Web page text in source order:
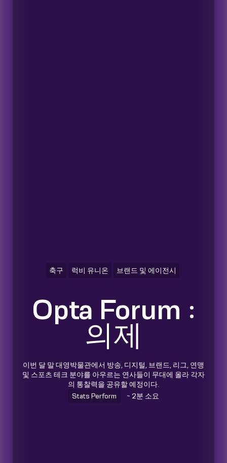
축구 럭비 유니온 브랜드 및 에이전시
Opta Forum :
의제
이번 달 말 대영박물관에서 방송, 디지털, 브랜드, 리그, 연맹
및 스포츠 테크 분야를 아우르는 연사들이 무대에 올라 각자
의 통찰력을 공유할 예정이다.
Stats Perform
~ 2분 소요